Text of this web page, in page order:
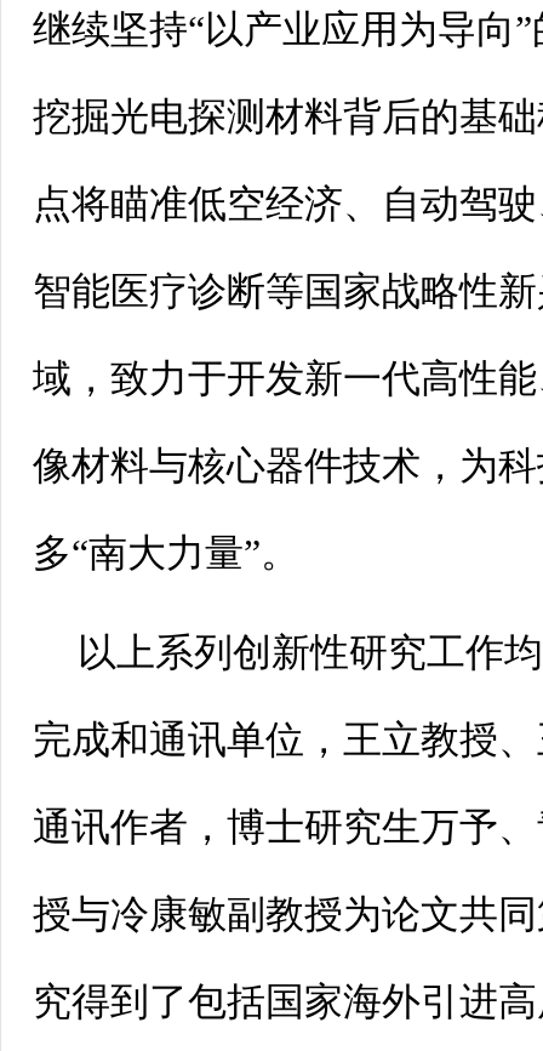
继续坚持“以产业应用为导向
挖掘光电探测材料背后的基
点将瞄准低空经济、自动驾
智能医疗诊断等国家战略性
域，致力于开发新一代高性
像材料与核心器件技术，为
多“南大力量”。
以上系列创新性研究工作
完成和通讯单位，王立教授
通讯作者，博士研究生万予
授与冷康敏副教授为论文共
究得到了包括国家海外引进